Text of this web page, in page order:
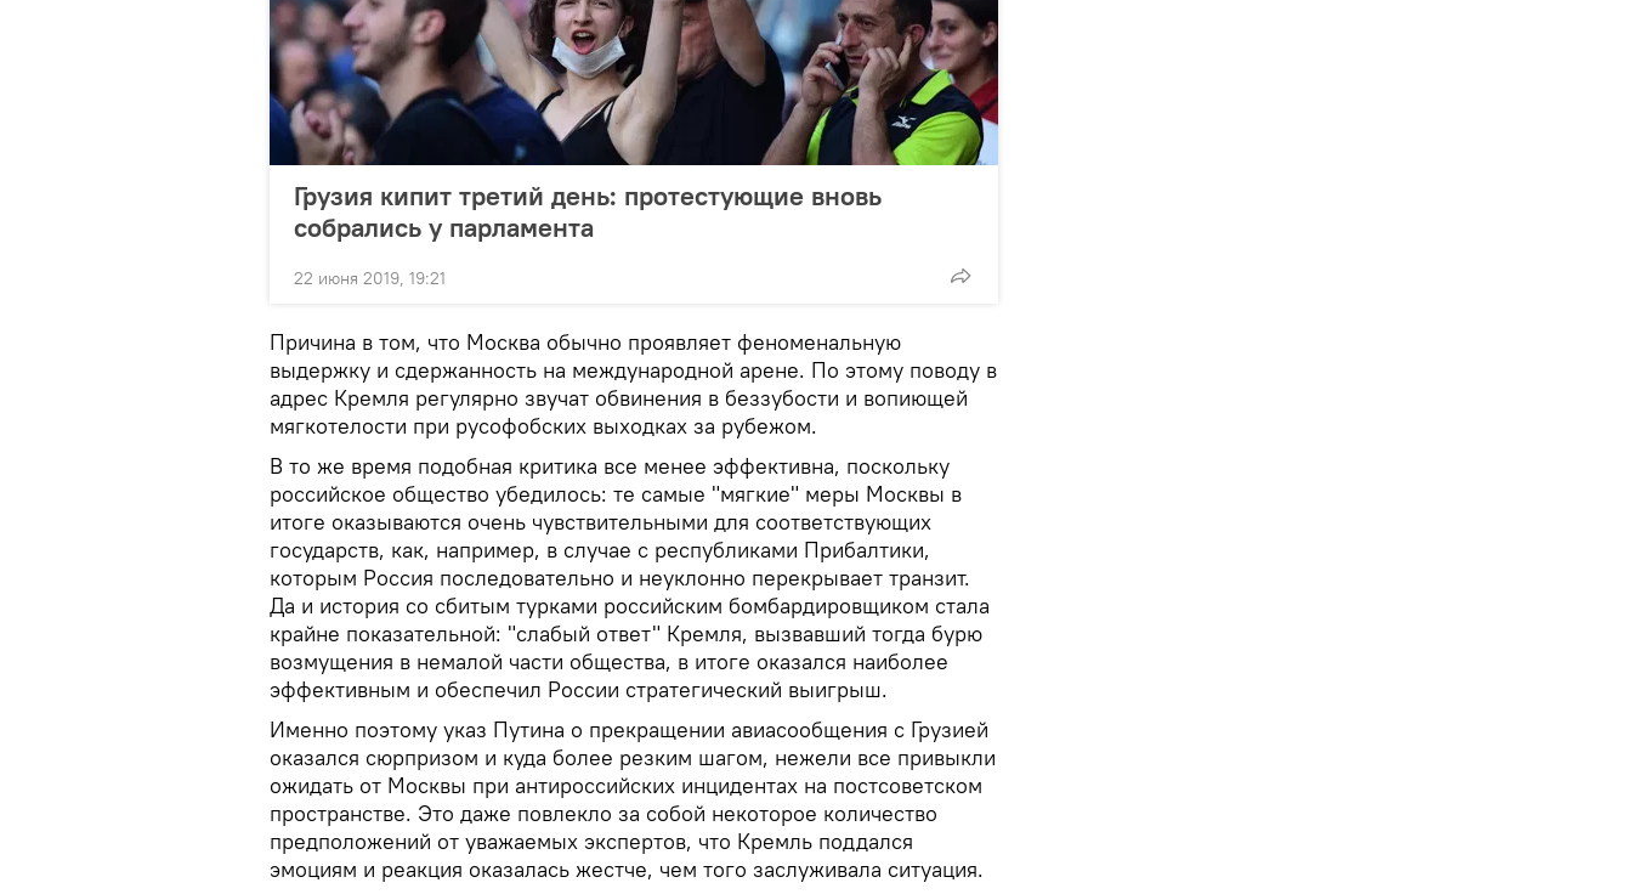
Грузия кипит третий день: протестующие вновь
собрались у парламента
22 июня 2019, 19:21
Причина в том, что Москва обычно проявляет феноменальную
выдержку и сдержанность на международной арене. По этому поводу в
адрес Кремля регулярно звучат обвинения в беззубости и вопиющей
мягкотелости при русофобских выходках за рубежом.
В то же время подобная критика все менее эффективна, поскольку
российское общество убедилось: те самые "мягкие" меры Москвы в
итоге оказываются очень чувствительными для соответствующих
государств, как, например, в случае с республиками Прибалтики,
которым Россия последовательно и неуклонно перекрывает транзит.
Да и история со сбитым турками российским бомбардировщиком стала
крайне показательной: "слабый ответ" Кремля, вызвавший тогда бурю
возмущения в немалой части общества, в итоге оказался наиболее
эффективным и обеспечил России стратегический выигрыш.
Именно поэтому указ Путина о прекращении авиасообщения с Грузией
оказался сюрпризом и куда более резким шагом, нежели все привыкли
ожидать от Москвы при антироссийских инцидентах на постсоветском
пространстве. Это даже повлекло за собой некоторое количество
предположений от уважаемых экспертов, что Кремль поддался
эмоциям и реакция оказалась жестче, чем того заслуживала ситуация.